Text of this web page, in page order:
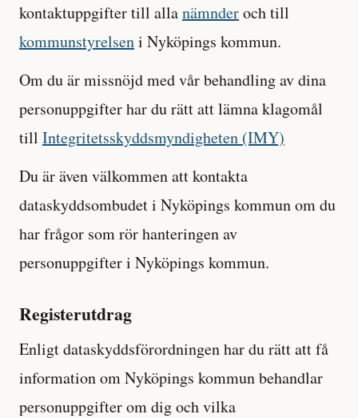
kontaktuppgifter till allanämnderoch till
kommunstyrelseni Nyköpings kommun.
Om du är missnöjd med vår behandling av dina
personuppgifter har du rätt att lämna klagomål
till Integritetsskyddsmyndigheten (IMY)
Du är även välkommen att kontakta
dataskyddsombudet i Nyköpings kommun om du
har frågor som rör hanteringen av
personuppgifter i Nyköpings kommun.
Registerutdrag
Enligt dataskyddsförordningen har du rätt att få
information om Nyköpings kommun behandlar
personuppgifter om dig och vilka